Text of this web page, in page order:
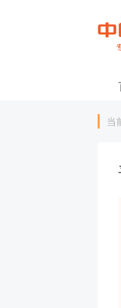
当